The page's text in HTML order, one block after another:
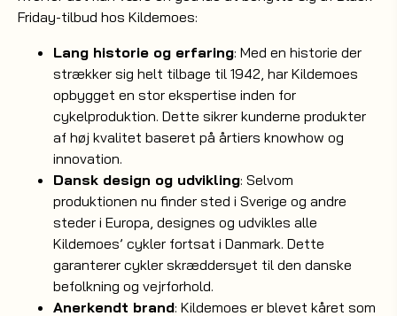
Friday-tilbud hos Kildemoes:
Lang historie og erfaring: Med en historie der
strækker sig helt tilbage til 1942, har Kildemoes
opbygget en stor ekspertise inden for
cykelproduktion. Dette sikrer kunderne produkter
af høj kvalitet baseret på årtiers knowhow og
innovation.
Dansk design og udvikling: Selvom
produktionen nu finder sted i Sverige og andre
steder i Europa, designes og udvikles alle
Kildemoes’ cykler fortsat i Danmark. Dette
garanterer cykler skræddersyet til den danske
befolkning og vejrforhold.
Anerkendt brand: Kildemoes er blevet kåret som